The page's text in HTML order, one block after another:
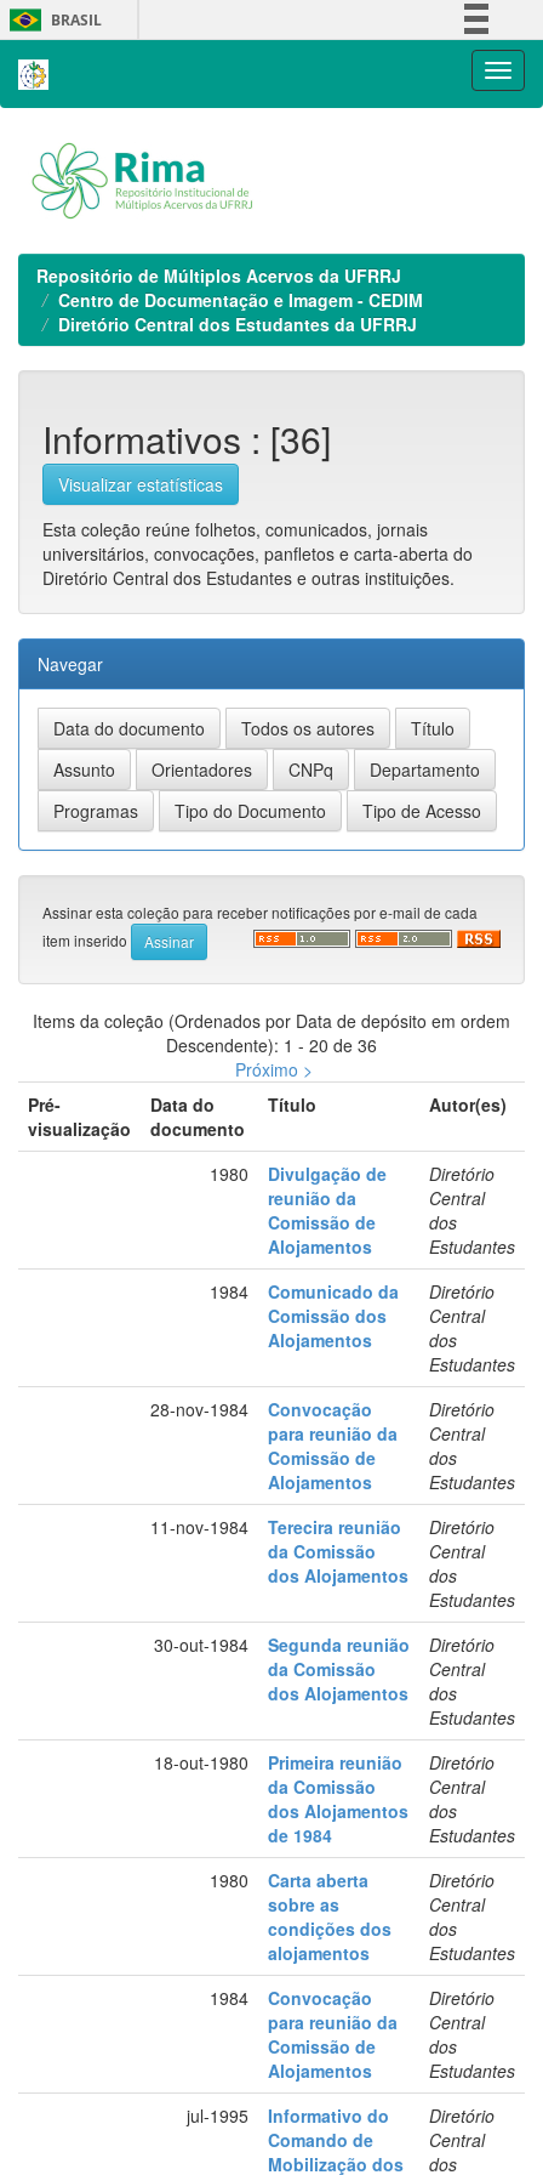
Skip
navigation
BRASIL
Repositório de Múltiplos Acervos da UFRRJ
Centro de Documentação e Imagem - CEDIM
Diretório Central dos Estudantes da UFRRJ
Informativos : [36]
Visualizar estatísticas
Esta coleção reúne folhetos, comunicados, jornais
universitários, convocações, panfletos e carta-aberta do
Diretório Central dos Estudantes e outras instituições.
Navegar
Assinar esta coleção para receber notificações por e-mail de cada
item inserido
Items da coleção (Ordenados por Data de depósito em ordem
Descendente): 1 - 20 de 36
Próximo >
Pré-
visualização
Data do
documento
Título Autor(es)
1980
Divulgação de
reunião da
Comissão de
Alojamentos
Diretório
Central
dos
Estudantes
1984
Comunicado da
Comissão dos
Alojamentos
Diretório
Central
dos
Estudantes
28-nov-1984
Convocação
para reunião da
Comissão de
Alojamentos
Diretório
Central
dos
Estudantes
11-nov-1984
Terecira reunião
da Comissão
dos Alojamentos
Diretório
Central
dos
Estudantes
30-out-1984
Segunda reunião
da Comissão
dos Alojamentos
Diretório
Central
dos
Estudantes
18-out-1980
Primeira reunião
da Comissão
dos Alojamentos
de 1984
Diretório
Central
dos
Estudantes
1980
Carta aberta
sobre as
condições dos
alojamentos
Diretório
Central
dos
Estudantes
1984
Convocação
para reunião da
Comissão de
Alojamentos
Diretório
Central
dos
Estudantes
jul-1995
Informativo do
Comando de
Mobilização dos
Diretório
Central
dos